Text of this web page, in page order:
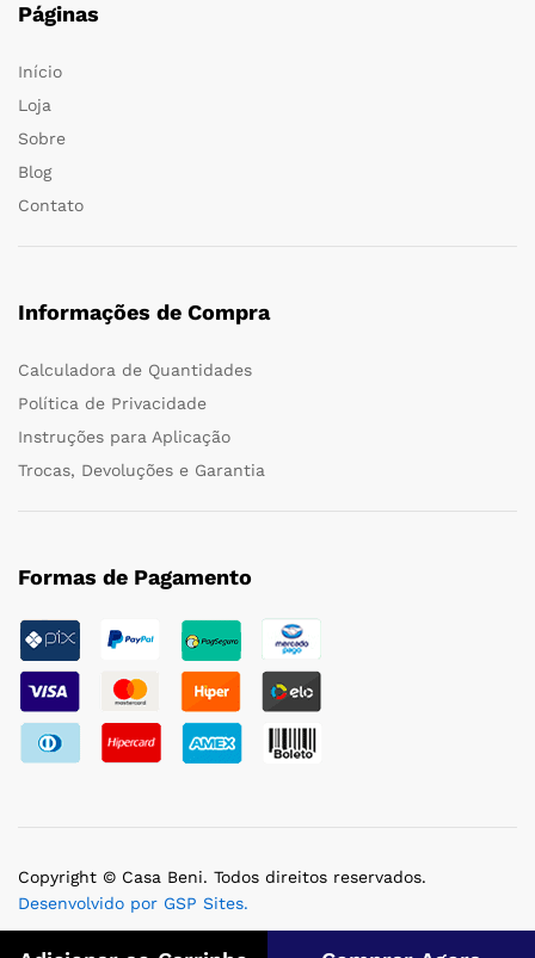
Páginas
Início
Loja
Sobre
Blog
Contato
Informações de Compra
Calculadora de Quantidades
Política de Privacidade
Instruções para Aplicação
Trocas, Devoluções e Garantia
Formas de Pagamento
Copyright © Casa Beni. Todos direitos reservados.
Desenvolvido por GSP Sites.